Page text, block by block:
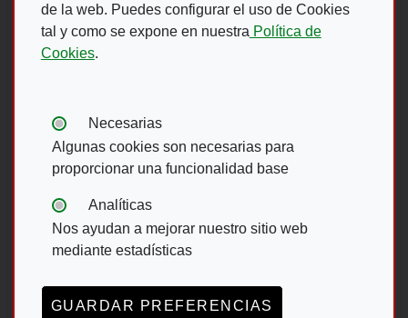
de la web. Puedes configurar el uso de Cookies
tal y como se expone en nuestra Política de
Cookies.
Tipos de cookies:
Necesarias
Algunas cookies son necesarias para
proporcionar una funcionalidad base
Analíticas
Nos ayudan a mejorar nuestro sitio web
mediante estadísticas
GUARDAR PREFERENCIAS
Abre en ventana nueva. Ir a
Abre en ventana nueva. Ir
(Abre en nueva ventana)
Abre en ventana
(Abre en nueva
Abre en ventana
(Abre en nueva
Menú del pie
ACCESIBILIDAD
AVISO LEGAL
POLÍTICA DE PRIVACIDAD